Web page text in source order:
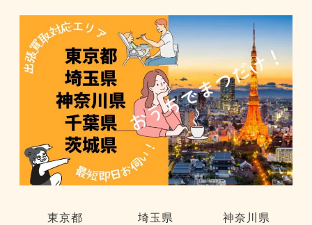
東京都 埼玉県 神奈川県